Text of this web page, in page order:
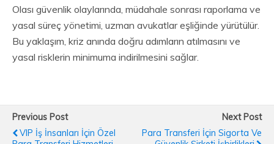
Olası güvenlik olaylarında, müdahale sonrası raporlama ve
yasal süreç yönetimi, uzman avukatlar eşliğinde yürütülür.
Bu yaklaşım, kriz anında doğru adımların atılmasını ve
yasal risklerin minimuma indirilmesini sağlar.
Previous Post
VIP İş İnsanları İçin Özel
Next Post
Para Transferi İçin Sigorta Ve